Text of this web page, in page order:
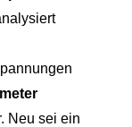
Neu sei ein